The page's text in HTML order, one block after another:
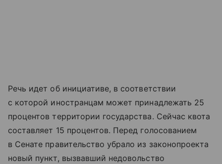
Речь идет об инициативе, в соответствии
с которой иностранцам может принадлежать 25
процентов территории государства. Сейчас квота
составляет 15 процентов. Перед голосованием
в Сенате правительство убрало из законопроекта
новый пункт, вызвавший недовольство